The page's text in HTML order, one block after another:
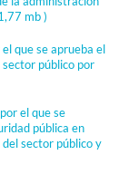
mb )
que se aprueba el
público por
el que se
pública en
sector público y